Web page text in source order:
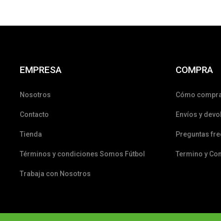
EMPRESA
Nosotros
Contacto
Tienda
Términos y condiciones Somos Fútbol
Trabaja con Nosotros
COMPRA
Cómo
Envíos y
Preguntas
Termino y